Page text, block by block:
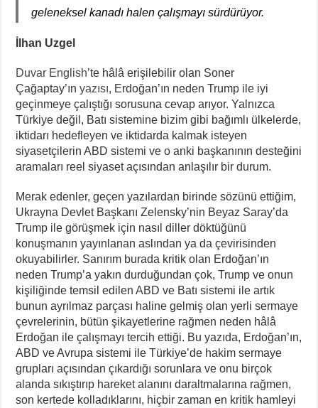
geleneksel kanadı halen çalışmayı sürdürüyor.
İlhan Uzgel
Duvar English’te hâlâ erişilebilir olan Soner
Çağaptay’ınyazısı, Erdoğan’ın neden Trump ile iyi
geçinmeye çalıştığı sorusuna cevap arıyor. Yalnızca
Türkiye değil, Batı sistemine bizim gibi bağımlı ülkelerde,
iktidarı hedefleyen ve iktidarda kalmak isteyen
siyasetçilerin ABD sistemi ve o anki başkanının desteğini
aramaları reel siyaset açısından anlaşılır bir durum.
Merak edenler, geçen yazılardan birinde sözünü ettiğim,
Ukrayna Devlet Başkanı Zelensky’nin Beyaz Saray’da
Trump ile görüşmek için nasıl diller döktüğünü
konuşmanın yayınlanan aslından ya da çevirisinden
okuyabilirler. Sanırım burada kritik olan Erdoğan’ın
neden Trump’a yakın durduğundan çok, Trump ve onun
kişiliğinde temsil edilen ABD ve Batı sistemi ile artık
bunun ayrılmaz parçası haline gelmiş olan yerli sermaye
çevrelerinin, bütün şikayetlerine rağmen neden hâlâ
Erdoğan ile çalışmayı tercih ettiği. Bu yazıda, Erdoğan’ın,
ABD ve Avrupa sistemi ile Türkiye’de hakim sermaye
grupları açısından çıkardığı sorunlara ve onu birçok
alanda sıkıştırıp hareket alanını daraltmalarına rağmen,
son kertede kolladıklarını, hiçbir zaman en kritik hamleyi